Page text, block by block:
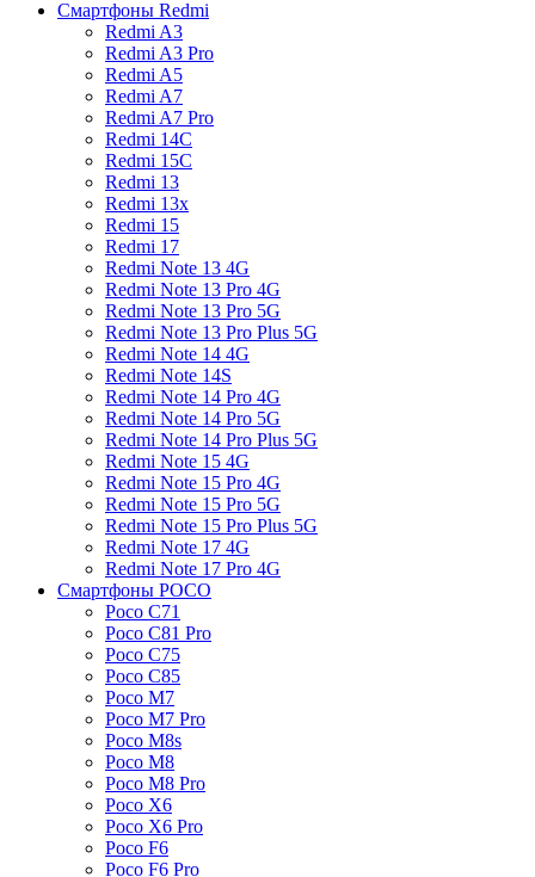
Смартфоны Redmi
Redmi A3
Redmi A3 Pro
Redmi A5
Redmi A7
Redmi A7 Pro
Redmi 14C
Redmi 15C
Redmi 13
Redmi 13x
Redmi 15
Redmi 17
Redmi Note 13 4G
Redmi Note 13 Pro 4G
Redmi Note 13 Pro 5G
Redmi Note 13 Pro Plus 5G
Redmi Note 14 4G
Redmi Note 14S
Redmi Note 14 Pro 4G
Redmi Note 14 Pro 5G
Redmi Note 14 Pro Plus 5G
Redmi Note 15 4G
Redmi Note 15 Pro 4G
Redmi Note 15 Pro 5G
Redmi Note 15 Pro Plus 5G
Redmi Note 17 4G
Redmi Note 17 Pro 4G
Смартфоны POCO
Poco C71
Poco C81 Pro
Poco C75
Poco C85
Poco M7
Poco M7 Pro
Poco M8s
Poco M8
Poco M8 Pro
Poco X6
Poco X6 Pro
Poco F6
Poco F6 Pro